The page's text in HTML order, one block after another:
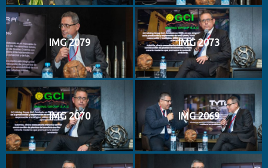
IMG 2079 IMG 2073
IMG 2070 IMG 2069